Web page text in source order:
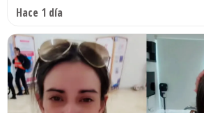
Hace 1 día